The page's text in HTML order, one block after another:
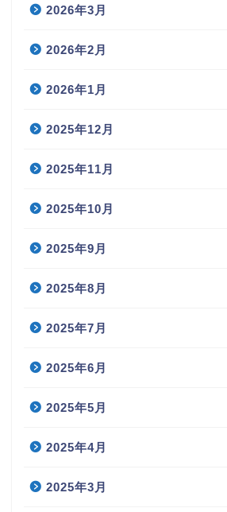
2026年3月
2026年2月
2026年1月
2025年12月
2025年11月
2025年10月
2025年9月
2025年8月
2025年7月
2025年6月
2025年5月
2025年4月
2025年3月